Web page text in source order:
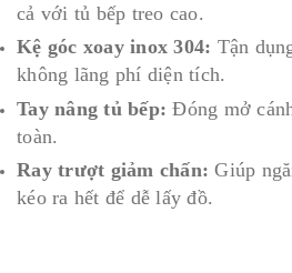
cả với tủ bếp treo cao.
Kệ góc xoay inox 304: Tận
không lãng phí diện tích.
Tay nâng tủ bếp: Đóng mở
toàn.
Ray trượt giảm chấn: Giúp
kéo ra hết để dễ lấy đồ.